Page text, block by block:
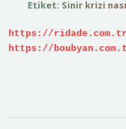
Etiket: Sinir krizi
https://ridade.com.tr
https://